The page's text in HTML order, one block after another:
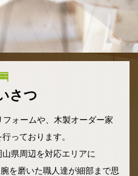
さつ
ォームや、木製オーダー家
っております。
県周辺を対応エリアに
を磨いた職人達が細部まで思